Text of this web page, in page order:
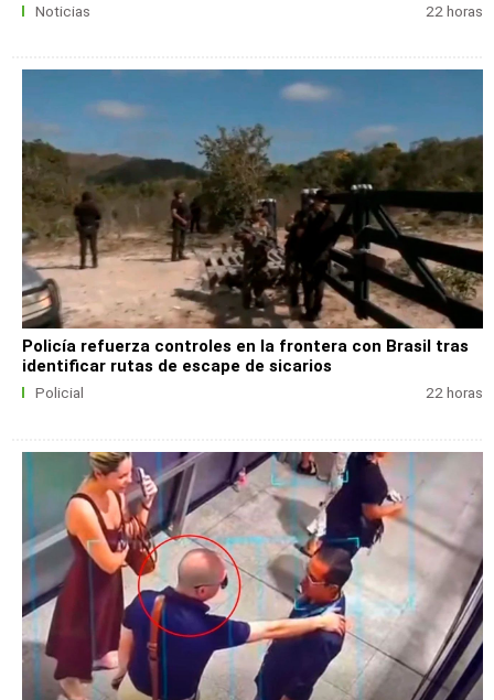
Noticias 22 horas
Policía refuerza controles en la frontera con Brasil tras
identificar rutas de escape de sicarios
Policial 22 horas